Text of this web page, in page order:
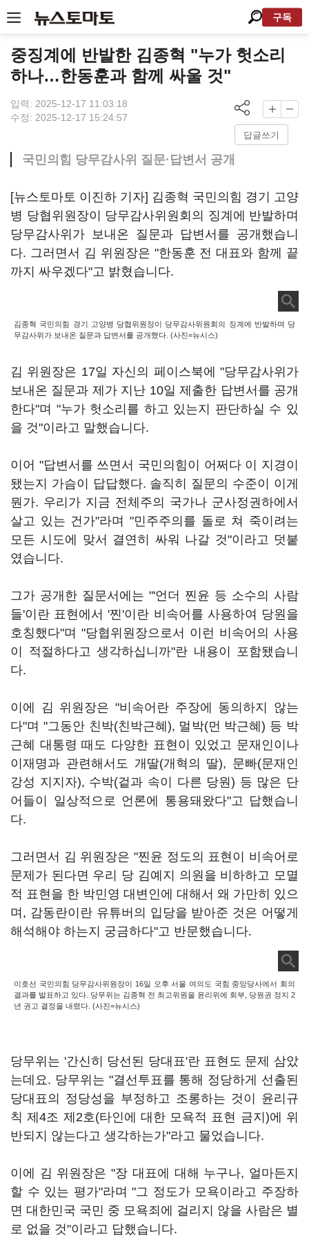
구독
중징계에 반발한 김종혁 "누가 헛소리
하나…한동훈과 함께 싸울 것"
입력: 2025-12-17 11:03:18
수정: 2025-12-17 15:24:57
답글쓰기
국민의힘 당무감사위 질문·답변서 공개
[뉴스토마토 이진하 기자] 김종혁 국민의힘 경기 고양
병 당협위원장이 당무감사위원회의 징계에 반발하며
당무감사위가 보내온 질문과 답변서를 공개했습니
다. 그러면서 김 위원장은 "한동훈 전 대표와 함께 끝
까지 싸우겠다"고 밝혔습니다.
김종혁 국민의힘 경기 고양병 당협위원장이 당무감사위원회의 징계에 반발하며 당
무감사위가 보내온 질문과 답변서를 공개했다. (사진=뉴시스)
김 위원장은 17일 자신의 페이스북에 "당무감사위가
보내온 질문과 제가 지난 10일 제출한 답변서를 공개
한다"며 "누가 헛소리를 하고 있는지 판단하실 수 있
을 것"이라고 말했습니다.
이어 "답변서를 쓰면서 국민의힘이 어쩌다 이 지경이
됐는지 가슴이 답답했다. 솔직히 질문의 수준이 이게
뭔가. 우리가 지금 전체주의 국가나 군사정권하에서
살고 있는 건가"라며 "민주주의를 돌로 쳐 죽이려는
모든 시도에 맞서 결연히 싸워 나갈 것"이라고 덧붙
였습니다.
그가 공개한 질문서에는 "'언더 찐윤 등 소수의 사람
들'이란 표현에서 '찐'이란 비속어를 사용하여 당원을
호칭했다"며 "당협위원장으로서 이런 비속어의 사용
이 적절하다고 생각하십니까"란 내용이 포함됐습니
다.
이에 김 위원장은 "비속어란 주장에 동의하지 않는
다"며 "그동안 친박(친박근혜), 멀박(먼 박근혜) 등 박
근혜 대통령 때도 다양한 표현이 있었고 문재인이나
이재명과 관련해서도 개딸(개혁의 딸), 문빠(문재인
강성 지지자), 수박(겉과 속이 다른 당원) 등 많은 단
어들이 일상적으로 언론에 통용돼왔다"고 답했습니
다.
그러면서 김 위원장은 "찐윤 정도의 표현이 비속어로
문제가 된다면 우리 당 김예지 의원을 비하하고 모멸
적 표현을 한 박민영 대변인에 대해서 왜 가만히 있으
며, 감동란이란 유튜버의 입당을 받아준 것은 어떻게
해석해야 하는지 궁금하다"고 반문했습니다.
이호선 국민의힘 당무감사위원장이 16일 오후 서울 여의도 국힘 중앙당사에서 회의
결과를 발표하고 있다. 당무위는 김종혁 전 최고위원을 윤리위에 회부, 당원권 정지 2
년 권고 결정을 내렸다. (사진=뉴시스)
당무위는 '간신히 당선된 당대표'란 표현도 문제 삼았
는데요. 당무위는 "결선투표를 통해 정당하게 선출된
당대표의 정당성을 부정하고 조롱하는 것이 윤리규
칙 제4조 제2호(타인에 대한 모욕적 표현 금지)에 위
반되지 않는다고 생각하는가"라고 물었습니다.
이에 김 위원장은 "장 대표에 대해 누구나, 얼마든지
할 수 있는 평가"라며 "그 정도가 모욕이라고 주장하
면 대한민국 국민 중 모욕죄에 걸리지 않을 사람은 별
로 없을 것"이라고 답했습니다.